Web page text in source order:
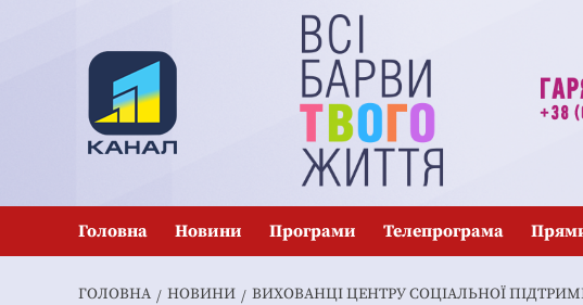
Головна Новини Програми Телепрограма
ГОЛОВНА НОВИНИ ВИХОВАНЦІ ЦЕНТРУ СОЦІАЛЬНОЇ